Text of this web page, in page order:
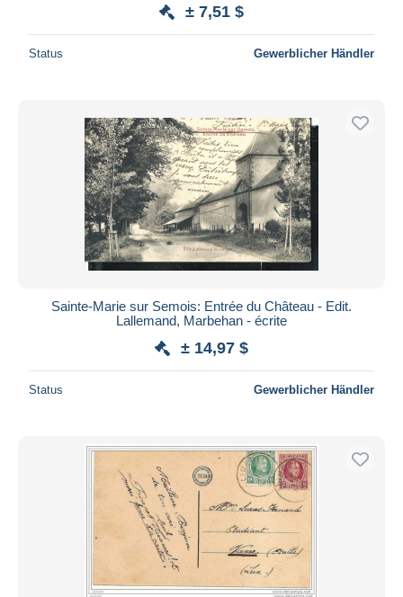
± 7,51 $
Status Gewerblicher Händler
Sainte-Marie sur Semois: Entrée du Château - Edit.
Lallemand, Marbehan - écrite
± 14,97 $
Status Gewerblicher Händler